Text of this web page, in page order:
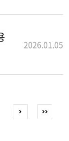
2026.01.05